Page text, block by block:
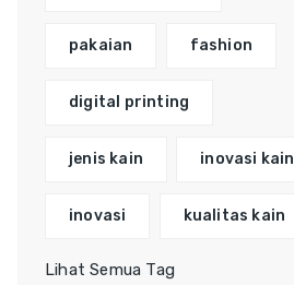
pakaian fashion
digital printing
jenis kain inovasi kain
inovasi kualitas kain
Lihat Semua Tag